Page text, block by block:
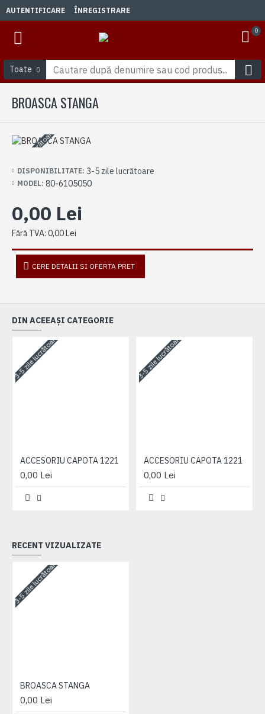
AUTENTIFICARE ÎNREGISTRARE
0
Toate
BROASCA STANGA
3-5 zile lucrătoare
DISPONIBILITATE: 3-5 zile lucrătoare
MODEL: 80-6105050
0,00 Lei
Fără TVA: 0,00 Lei
CERE DETALII SI OFERTA PRET
DIN ACEEAȘI CATEGORIE
3-5 zile lucrătoare
ACCESORIU CAPOTA 1221
0,00 Lei
3-5 zile lucrătoare
ACCESORIU CAPOTA 1221
0,00 Lei
RECENT VIZUALIZATE
3-5 zile lucrătoare
BROASCA STANGA
0,00 Lei